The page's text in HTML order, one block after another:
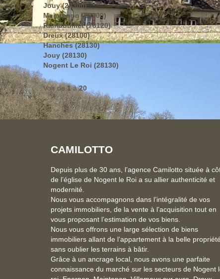
Jouy (28300)
Maintenon (28300)
Rambouillet (78120)
Dreux (28100)
Hanches (28130)
Jouy (28130)
Nogent Le Roi (28130)
Voir de1à20
CAMILOTTO
Depuis plus de 30 ans, l’agence Camilotto située à
de l’église de Nogent le Roi a su allier authenticité et
modernité.
Nous vous accompagnons dans l’intégralité de vos
projets immobiliers, de la vente à l’acquisition tout en
vous proposant l’estimation de vos biens.
Nous vous offrons une large sélection de biens
immobiliers allant de l’appartement à la belle propriété
sans oublier les terrains à bâtir.
Grâce à un ancrage local, nous avons une parfaite
connaissance du marché sur les secteurs de Nogent